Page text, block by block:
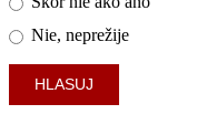
Nie, neprežije